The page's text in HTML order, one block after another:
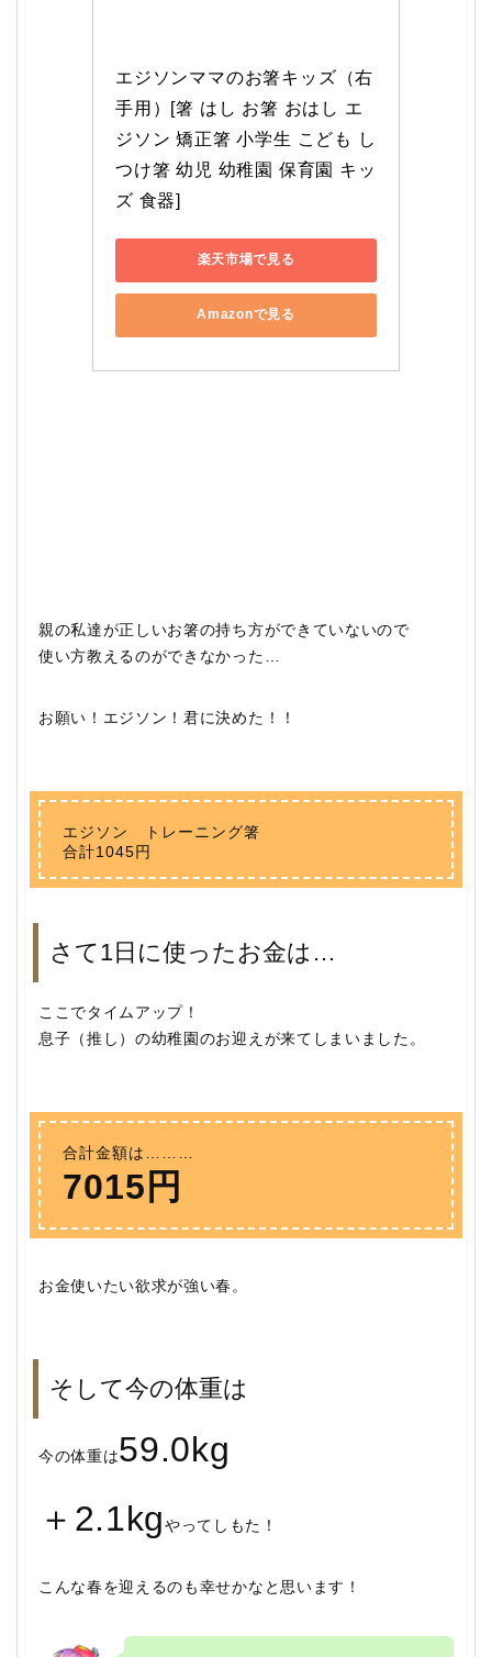
エジソンママのお箸キッズ（右
手用）[箸 はし お箸 おはし エ
ジソン 矯正箸 小学生 こども し
つけ箸 幼児 幼稚園 保育園 キッ
ズ 食器]
楽天市場で見る
Amazonで見る
親の私達が正しいお箸の持ち方ができていないので
使い方教えるのができなかった…
お願い！エジソン！君に決めた！！
エジソン トレーニング箸
合計1045円
さて1日に使ったお金は…
ここでタイムアップ！
息子（推し）の幼稚園のお迎えが来てしまいました。
合計金額は………
7015円
お金使いたい欲求が強い春。
そして今の体重は
今の体重は59.0kg
＋2.1kgやってしもた！
こんな春を迎えるのも幸せかなと思います！